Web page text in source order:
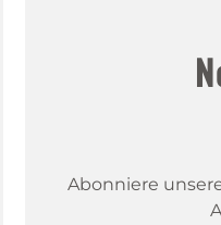
Abonniere